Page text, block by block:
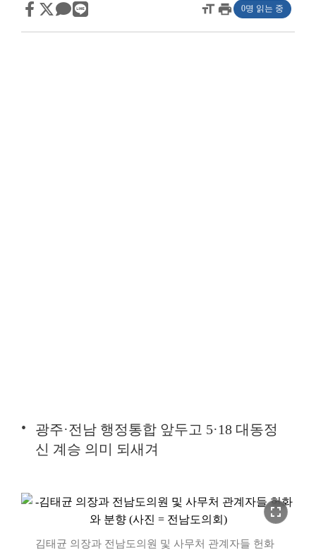
format_sizeprint 0명 읽는 중
광주·전남 행정통합 앞두고 5·18 대동정
신 계승 의미 되새겨
fullscreen
김태균 의장과 전남도의원 및 사무처 관계자들 헌화